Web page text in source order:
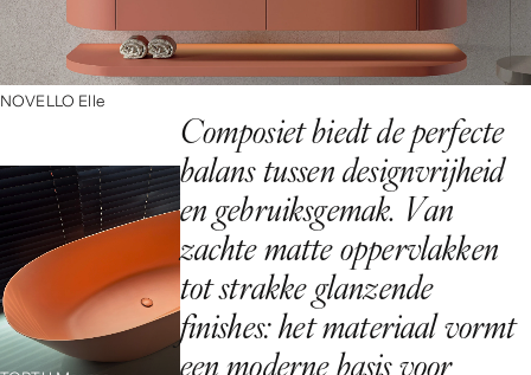
NOVELLO Elle
Composietbiedtdeperfecte
balanstussendesignvrijheid
en gebruiksgemak. Van
zachtematteoppervlakken
totstrakkeglanzende
finishes:hetmateriaalvormt
eenmodernebasisvoor